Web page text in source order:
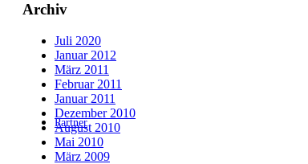
Partner
Archiv
Juli 2020
Januar 2012
März 2011
Februar 2011
Januar 2011
Dezember 2010
August 2010
Mai 2010
März 2009